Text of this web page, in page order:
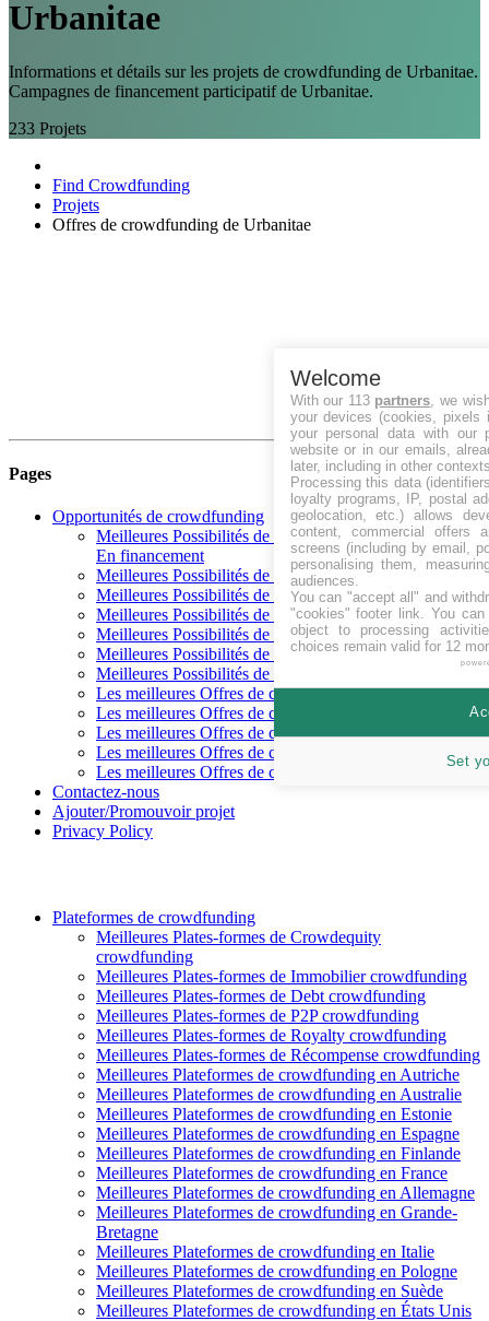
Urbanitae
Informations et détails sur les projets de crowdfunding de Urbanitae.
Campagnes de financement participatif de Urbanitae.
233 Projets
Find Crowdfunding
Projets
Offres de crowdfunding de Urbanitae
Pages
Opportunités de crowdfunding
Meilleures Possibilités de crowdfunding
En financement
Meilleures Possibilités de crowdfunding Arrive bientôt
Meilleures Possibilités de crowdfunding Financé
Meilleures Possibilités de crowdfunding Remboursé
Meilleures Possibilités de crowdfunding Crowdequity
Meilleures Possibilités de crowdfunding Crowdlending
Meilleures Possibilités de crowdfunding Récompense
Les meilleures Offres de crowdfunding en CHF
Les meilleures Offres de crowdfunding en EUR
Les meilleures Offres de crowdfunding en GBP
Les meilleures Offres de crowdfunding en SEK
Les meilleures Offres de crowdfunding en USD
Contactez-nous
Ajouter/Promouvoir projet
Privacy Policy
Plateformes de crowdfunding
Meilleures Plates-formes de Crowdequity
crowdfunding
Meilleures Plates-formes de Immobilier crowdfunding
Meilleures Plates-formes de Debt crowdfunding
Meilleures Plates-formes de P2P crowdfunding
Meilleures Plates-formes de Royalty crowdfunding
Meilleures Plates-formes de Récompense crowdfunding
Meilleures Plateformes de crowdfunding en Autriche
Meilleures Plateformes de crowdfunding en Australie
Meilleures Plateformes de crowdfunding en Estonie
Meilleures Plateformes de crowdfunding en Espagne
Meilleures Plateformes de crowdfunding en Finlande
Meilleures Plateformes de crowdfunding en France
Meilleures Plateformes de crowdfunding en Allemagne
Meilleures Plateformes de crowdfunding en Grande-
Bretagne
Meilleures Plateformes de crowdfunding en Italie
Meilleures Plateformes de crowdfunding en Pologne
Meilleures Plateformes de crowdfunding en Suède
Meilleures Plateformes de crowdfunding en États Unis
Welcome
With our 113 partners, we
your devices (cookies, pixels
your personal data with our
website or in our emails,
later, including in other
Processing this data
loyalty programs, IP, postal
geolocation, etc.) allows
content, commercial offers
screens (including by email,
personalising them,
audiences.
You can "accept all" and
"cookies" footer link. You can
object to processing
choices remain valid for 12
Set